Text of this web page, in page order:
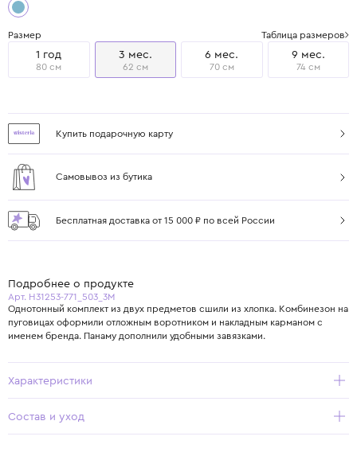
Размер Таблица размеров
1 год
80 см
3 мес.
62 см
6 мес.
70 см
9 мес.
74 см
Купить подарочную карту
Самовывоз из бутика
Бесплатная доставка от 15 000 ₽ по всей России
Подробнее о продукте
Арт. H31253-771_503_3M
Однотонный комплект из двух предметов сшили из хлопка. Комбинезон на
пуговицах оформили отложным воротником и накладным карманом с
именем бренда. Панаму дополнили удобными завязками.
Характеристики
Состав и уход